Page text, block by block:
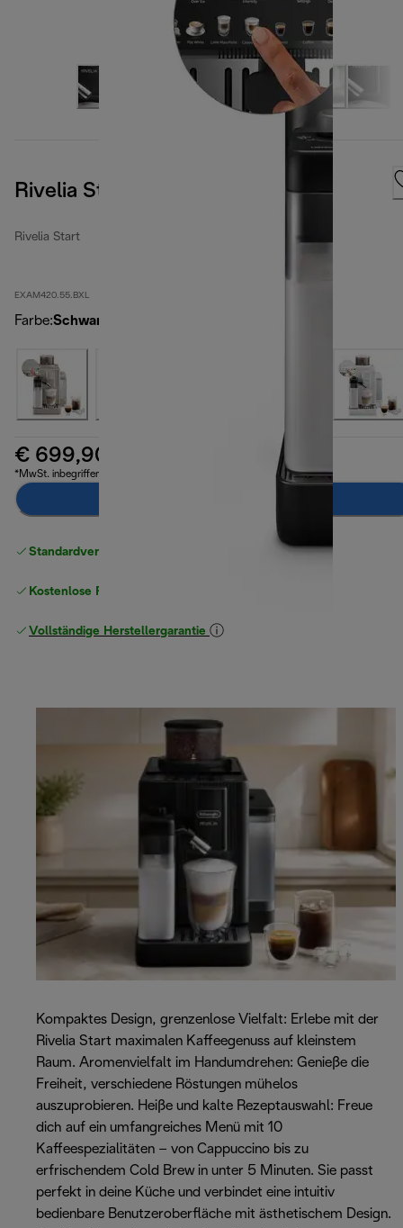
Rivelia Start Onyx Black
Rivelia Start
EXAM420.55.BXL
Farbe:Schwarz
€ 699,90
*MwSt. inbegriffen
Standardversand kostenlos
Kostenlose Rücksendungen
Vollständige Herstellergarantie
Kompaktes Design, grenzenlose Vielfalt: Erlebe mit der
Rivelia Start maximalen Kaffeegenuss auf kleinstem
Raum. Aromenvielfalt im Handumdrehen: Genieße die
Freiheit, verschiedene Röstungen mühelos
auszuprobieren. Heiße und kalte Rezeptauswahl: Freue
dich auf ein umfangreiches Menü mit 10
Kaffeespezialitäten – von Cappuccino bis zu
erfrischendem Cold Brew in unter 5 Minuten. Sie passt
perfekt in deine Küche und verbindet eine intuitiv
bedienbare Benutzeroberfläche mit ästhetischem Design.